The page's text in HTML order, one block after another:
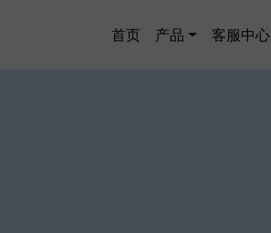
Main navigation
首页 产品 客服中心